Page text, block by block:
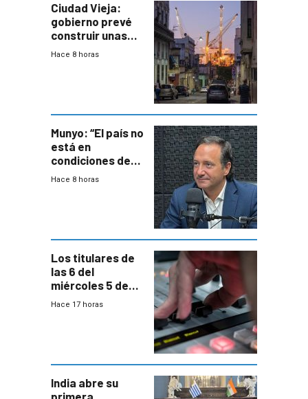
Ciudad Vieja:
gobierno prevé
construir unas
mil viviendas en
Hace 8 horas
Munyo: “El país no
está en
condiciones de
enfrentar una
Hace 8 horas
Los titulares de
las 6 del
miércoles 5 de
agosto de 2026
Hace 17 horas
India abre su